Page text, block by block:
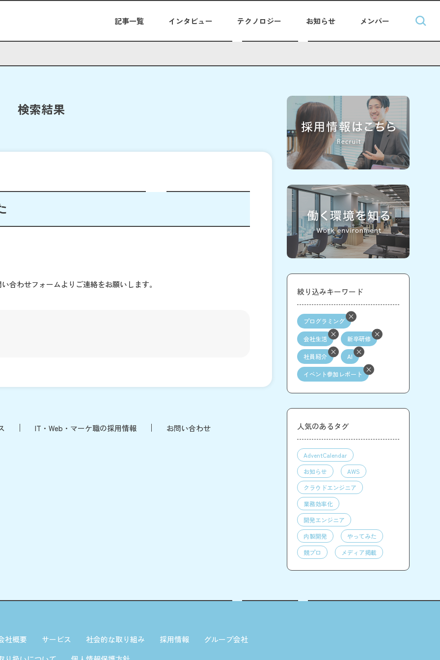
記事一覧 インタビュー テクノロジー お知らせ メンバー
検索結果
合わせフォームよりご連絡をお願いします。
IT・Web・マーケ職の採用情報 お問い合わせ
絞り込みキーワード
プログラミング
会社生活 新卒研修
社員紹介 AI
イベント参加レポート
人気のあるタグ
AdventCalendar
お知らせ
AWS
クラウドエンジニア
業務効率化
開発エンジニア
内製開発
やってみた
競プロ
メディア掲載
社概要 サービス 社会的な取り組み 採用情報
グループ会社